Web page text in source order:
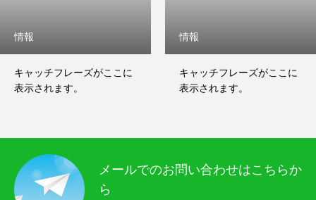
お問合わせ
プライバシーポリシー
HOME 事業内容 ウレタンコーティング処理 TMノンフリクショ
情報
キャッチフレーズがここに
表示されます。
情報
キャッチフレーズがここに
表示されます。
メールでのお問い合わせはこちらか
ら